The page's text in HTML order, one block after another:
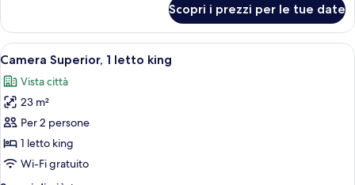
Superior
con
2
singoli
Scopri i prezzi per le tue date
Apri
tutte
le
foto
per
Camera
Superior,
Camera d'albergo con un ampio
6
Camera Superior, 1 letto king
Vista città
23 m²
Per 2 persone
1 letto king
Wi-Fi gratuito